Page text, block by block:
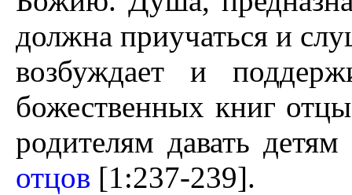
должна приучаться и
возбуждает и
божественных книг
родителям давать
отцов [1:237-239].